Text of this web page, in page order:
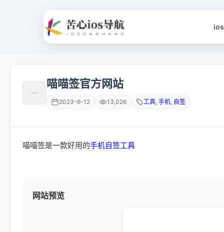
喵喵签官方网站
2023-6-12 13,026 工具, 手机, 自签
喵喵签是一款好用的手机自签工具
网站预览